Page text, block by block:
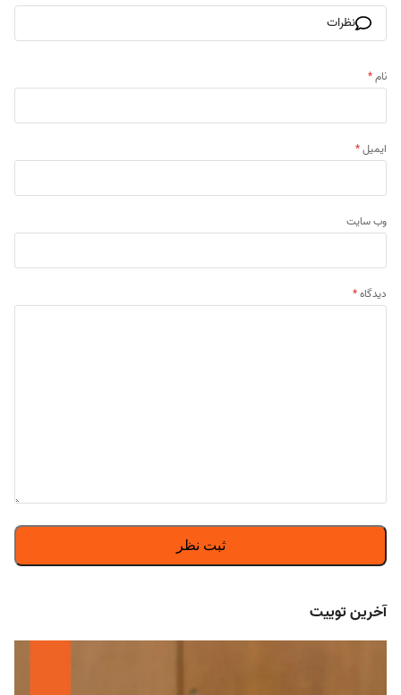
نظرات
نام*
ایمیل*
وب‌ سایت
دیدگاه*
آخرین توییت